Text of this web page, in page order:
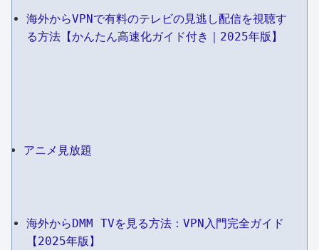
海外からVPNで有料のテレビの見逃し配信を視聴す
る方法【かんたん高速化ガイド付き｜2025年版】
アニメ見放題
海外からDMM TVを見る方法：VPN入門完全ガイド
【2025年版】